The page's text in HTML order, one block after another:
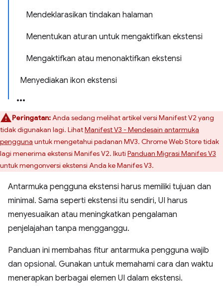
Mendeklarasikan tindakan halaman
Menentukan aturan untuk mengaktifkan ekstensi
Mengaktifkan atau menonaktifkan ekstensi
Menyediakan ikon ekstensi
Peringatan:Anda sedang melihat artikel versi Manifest V2 yang
tidak digunakan lagi. LihatManifest V3 - Mendesain antarmuka
pengguna untuk mengetahui padanan MV3. Chrome Web Store tidak
lagi menerima ekstensi Manifes V2. Ikuti Panduan Migrasi Manifes V3
untuk mengonversi ekstensi Anda ke Manifes V3.
Antarmuka pengguna ekstensi harus memiliki tujuan dan
minimal. Sama seperti ekstensi itu sendiri, UI harus
menyesuaikan atau meningkatkan pengalaman
penjelajahan tanpa mengganggu.
Panduan ini membahas fitur antarmuka pengguna wajib
dan opsional. Gunakan untuk memahami cara dan waktu
menerapkan berbagai elemen UI dalam ekstensi.